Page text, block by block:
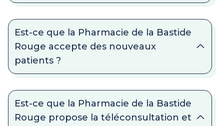
Est-ce que la Pharmacie de la Bastide
Rouge accepte des nouveaux
patients ?
Est-ce que la Pharmacie de la Bastide
Rouge propose la téléconsultation et